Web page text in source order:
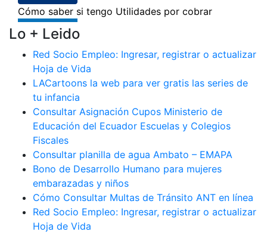
Lo + Leido
Red Socio Empleo: Ingresar, registrar o actualizar
Hoja de Vida
LACartoons la web para ver gratis las series de
tu infancia
Consultar Asignación Cupos Ministerio de
Educación del Ecuador Escuelas y Colegios
Fiscales
Consultar planilla de agua Ambato – EMAPA
Bono de Desarrollo Humano para mujeres
embarazadas y niños
Cómo Consultar Multas de Tránsito ANT en línea
Red Socio Empleo: Ingresar, registrar o actualizar
Hoja de Vida